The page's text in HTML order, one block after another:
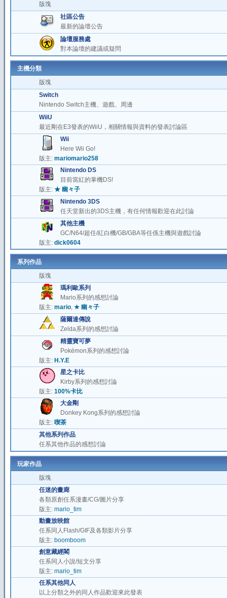
版塊
社區公告
最新的論壇公告
論壇服務處
對本論壇的建議或疑問
主機分類
版塊
Switch
Nintendo Switch主機、遊戲、周邊
WiiU
最近剛在E3發表的WiiU，相關情報與資料的發表討論區
Wii
Here Wii Go!
版主: mariomario258
Nintendo DS
目前當紅的掌機DS!
版主: ★ 幽々子
Nintendo 3DS
任天堂新出的3DS主機，有任何情報歡迎在此討論
其他主機
GC/N64/超任/紅白機/GB/GBA等任係主機與遊戲討論
版主: dick0604
系列作品
版塊
瑪利歐系列
Mario系列的感想討論
版主: mario, ★ 幽々子
薩爾達傳說
Zelda系列的感想討論
精靈寶可夢
Pokémon系列的感想討論
版主: H.Y.E
星之卡比
Kirby系列的感想討論
版主: 100%卡比
大金剛
Donkey Kong系列的感想討論
版主: 喫茶
其他系列作品
任系其他作品的感想討論
玩家作品
版塊
任迷的畫廊
各類原創任系漫畫/CG/圖片分享
版主: mario_tim
動畫放映館
任系同人Flash/GIF及各類影片分享
版主: boomboom
創意藏經閣
任系同人小說/短文分享
版主: mario_tim
任系其他同人
以上分類之外的同人作品歡迎來此發表